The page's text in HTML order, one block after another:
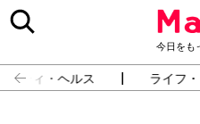
今日をも
ーティ・ヘルス ライフ